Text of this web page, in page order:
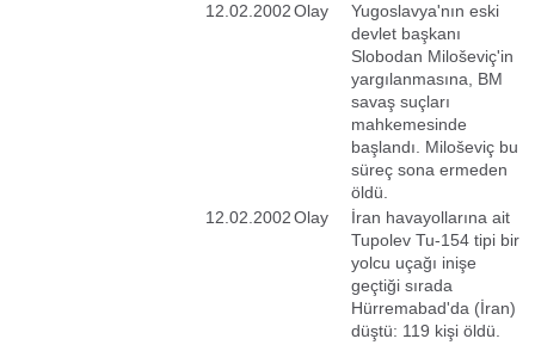
12.02.2002Olay
Yugoslavya'nın eski
devlet başkanı
Slobodan Miloševiç'in
yargılanmasına, BM
savaş suçları
mahkemesinde
başlandı. Miloševiç bu
süreç sona ermeden
öldü.
12.02.2002Olay
İran havayollarına ait
Tupolev Tu-154 tipi bir
yolcu uçağı inişe
geçtiği sırada
Hürremabad'da (İran)
düştü: 119 kişi öldü.